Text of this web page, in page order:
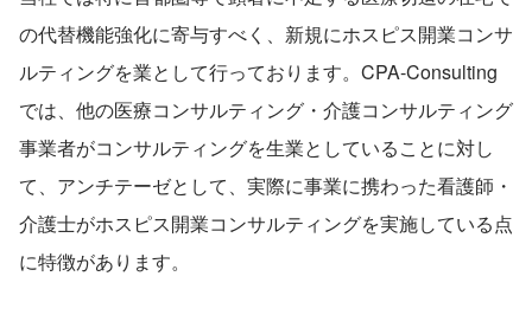
の代替機能強化に寄与すべく、新規にホスピス開業コンサ
ルティングを業として行っております。CPA-Consulting
では、他の医療コンサルティング・介護コンサルティング
事業者がコンサルティングを生業としていることに対し
て、アンチテーゼとして、実際に事業に携わった看護師・
介護士がホスピス開業コンサルティングを実施している点
に特徴があります。